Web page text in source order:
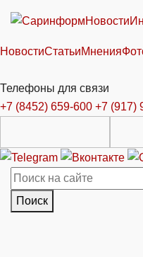
Новости
НовостиСтатьиМнения
Телефоны для связи
+7 (8452) 659-600 +7 (917)
Поиск